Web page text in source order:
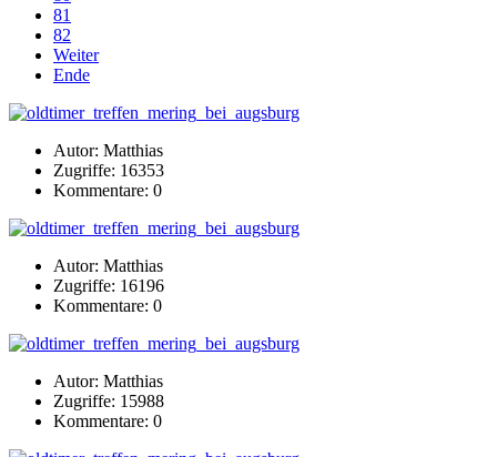
81
82
Weiter
Ende
Autor: Matthias
Zugriffe: 16353
Kommentare: 0
Autor: Matthias
Zugriffe: 16196
Kommentare: 0
Autor: Matthias
Zugriffe: 15988
Kommentare: 0